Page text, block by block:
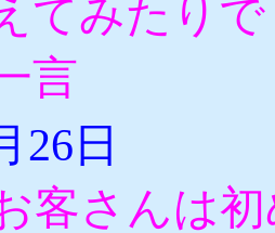
てみたり
言
26日
客さんは